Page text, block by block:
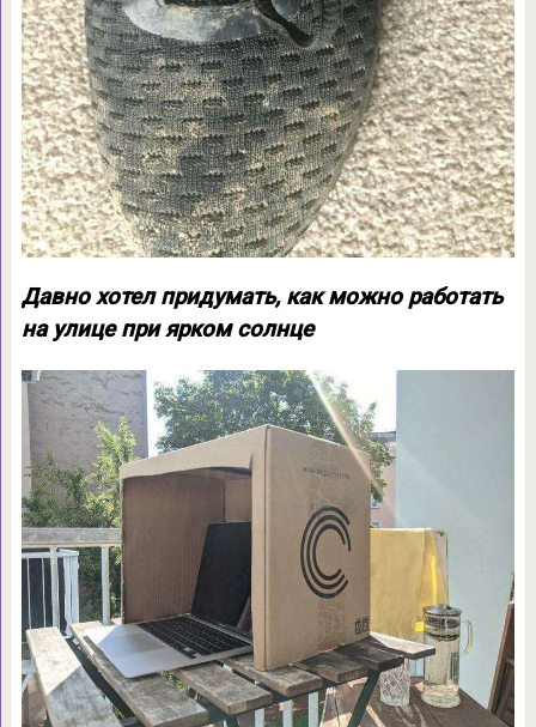
Давно хотел придумать, как можно работать
на улице при ярком солнце